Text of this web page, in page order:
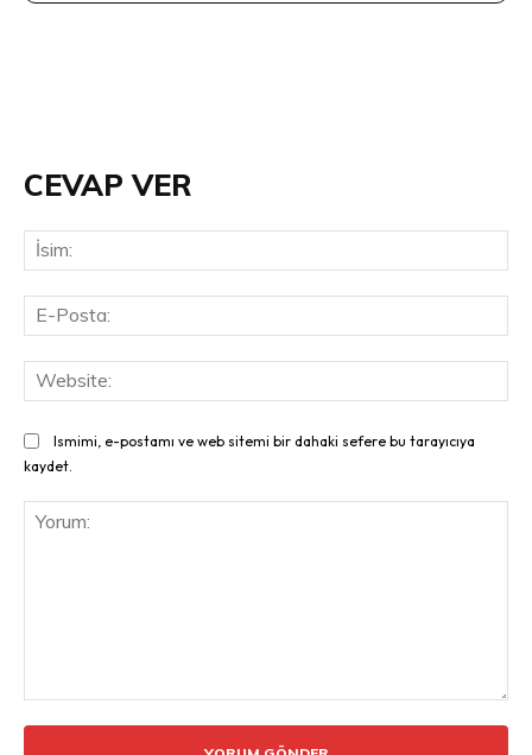
CEVAP VER
Ismimi, e-postamı ve web sitemi bir dahaki sefere bu tarayıcıya
kaydet.